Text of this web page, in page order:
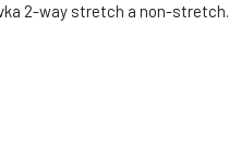
2-way stretch a non-stretch.